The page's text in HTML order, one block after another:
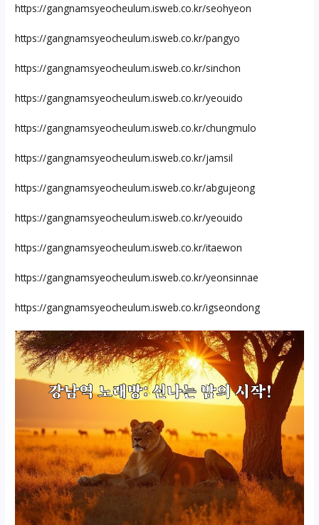
https://gangnamsyeocheulum.isweb.co.kr/seohyeon
https://gangnamsyeocheulum.isweb.co.kr/pangyo
https://gangnamsyeocheulum.isweb.co.kr/sinchon
https://gangnamsyeocheulum.isweb.co.kr/yeouido
https://gangnamsyeocheulum.isweb.co.kr/chungmulo
https://gangnamsyeocheulum.isweb.co.kr/jamsil
https://gangnamsyeocheulum.isweb.co.kr/abgujeong
https://gangnamsyeocheulum.isweb.co.kr/yeouido
https://gangnamsyeocheulum.isweb.co.kr/itaewon
https://gangnamsyeocheulum.isweb.co.kr/yeonsinnae
https://gangnamsyeocheulum.isweb.co.kr/igseondong